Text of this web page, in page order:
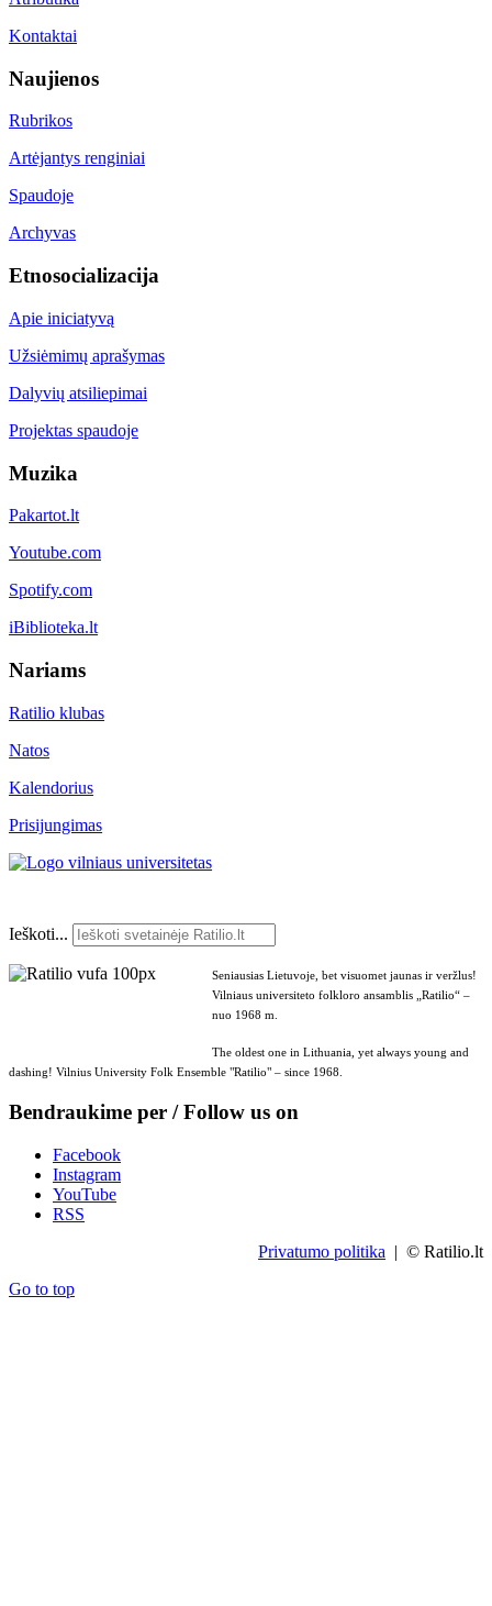
Kontaktai
Naujienos
Rubrikos
Artėjantys renginiai
Spaudoje
Archyvas
Etnosocializacija
Apie iniciatyvą
Užsiėmimų aprašymas
Dalyvių atsiliepimai
Projektas spaudoje
Muzika
Pakartot.lt
Youtube.com
Spotify.com
iBiblioteka.lt
Nariams
Ratilio klubas
Natos
Kalendorius
Prisijungimas
Ieškoti...
Seniausias Lietuvoje, bet visuomet jaunas ir veržlus!
Vilniaus universiteto folkloro ansamblis „Ratilio“ –
nuo 1968 m.
The oldest one in Lithuania, yet always young and
dashing! Vilnius University Folk Ensemble "Ratilio" – since 1968.
Bendraukime per / Follow us on
Facebook
Instagram
YouTube
RSS
Privatumo politika | © Ratilio.lt
Go to top